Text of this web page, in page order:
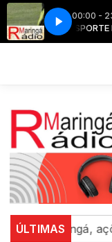
00:00 -
MÚSICA,
ÚLTIMASações de